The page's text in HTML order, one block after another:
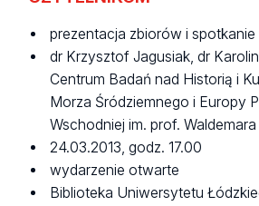
prezentacja zbiorów i spotkanie
dr Krzysztof Jagusiak, dr
Centrum Badań nad Historią i
Morza Śródziemnego i Europy
Wschodniej im. prof.
24.03.2013, godz. 17.00
wydarzenie otwarte
Biblioteka Uniwersytetu